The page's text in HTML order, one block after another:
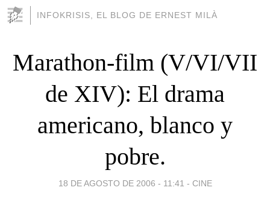
INFOKRISIS, EL BLOG DE ERNEST MILÀ
Marathon-film (V/VI/VII
de XIV): El drama
americano, blanco y
pobre.
18 DE AGOSTO DE 2006 - 11:41 - CINE